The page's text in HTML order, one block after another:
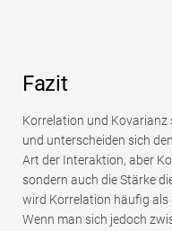
Fazit
Korrelation und Kovarianz
und unterscheiden sich
Art der Interaktion, aber
sondern auch die Stärke
wird Korrelation häufig als
Wenn man sich jedoch